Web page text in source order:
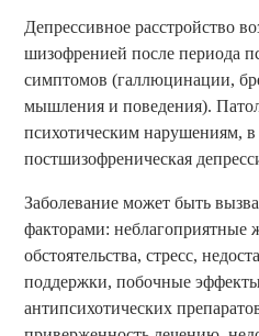
Депрессивное расстройство
шизофренией после периода
симптомов (галлюцинации,
мышления и поведения).
психотическим нарушениям,
постшизофреническая
Заболевание может быть
факторами: неблагоприятные
обстоятельства, стресс,
поддержки, побочные
антипсихотических